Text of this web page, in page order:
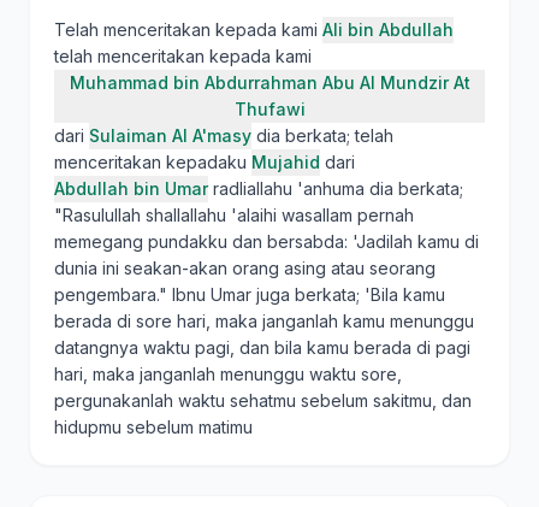
Telah menceritakan kepada kami Ali bin Abdullah
telah menceritakan kepada kami
Muhammad bin Abdurrahman Abu Al Mundzir At
Thufawi
dari Sulaiman Al A'masy dia berkata; telah
menceritakan kepadaku Mujahid dari
Abdullah bin Umarradliallahu 'anhuma dia berkata;
"Rasulullah shallallahu 'alaihi wasallam pernah
memegang pundakku dan bersabda: 'Jadilah kamu di
dunia ini seakan-akan orang asing atau seorang
pengembara." Ibnu Umar juga berkata; 'Bila kamu
berada di sore hari, maka janganlah kamu menunggu
datangnya waktu pagi, dan bila kamu berada di pagi
hari, maka janganlah menunggu waktu sore,
pergunakanlah waktu sehatmu sebelum sakitmu, dan
hidupmu sebelum matimu